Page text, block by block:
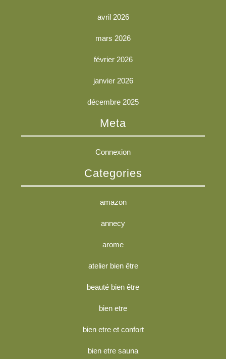
avril 2026
mars 2026
février 2026
janvier 2026
décembre 2025
Meta
Connexion
Categories
amazon
annecy
arome
atelier bien être
beauté bien être
bien etre
bien etre et confort
bien etre sauna